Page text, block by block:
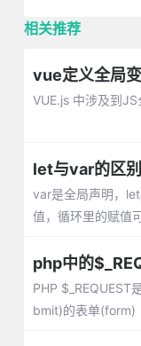
相关推荐
vue定义全局
VUE.js 中涉及到
let与var的区
var是全局声明，
值，循环里的赋值
php中的
PHP $_REQUEST
bmit)的表单(form)